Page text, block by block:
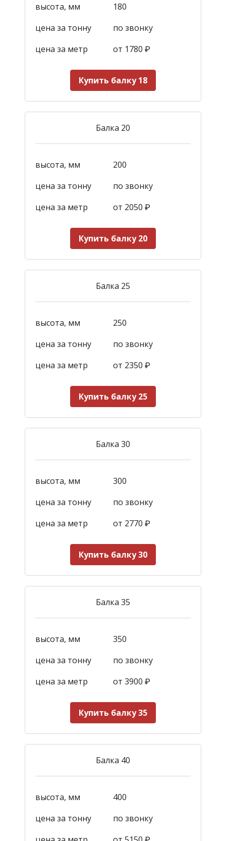
высота, мм
180
цена за тонну
по звонку
цена за метр
от 1780 ₽
Купить балку 18
Балка 20
высота, мм
200
цена за тонну
по звонку
цена за метр
от 2050 ₽
Купить балку 20
Балка 25
высота, мм
250
цена за тонну
по звонку
цена за метр
от 2350 ₽
Купить балку 25
Балка 30
высота, мм
300
цена за тонну
по звонку
цена за метр
от 2770 ₽
Купить балку 30
Балка 35
высота, мм
350
цена за тонну
по звонку
цена за метр
от 3900 ₽
Купить балку 35
Балка 40
высота, мм
400
цена за тонну
по звонку